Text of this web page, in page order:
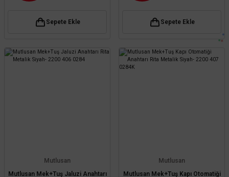
Sepete Ekle Sepete Ekle
Mutlusan
Mutlusan Mek+Tuş Jaluzi Anahtarı
Mutlusan
Mutlusan Mek+Tuş Kapı Otomatiği